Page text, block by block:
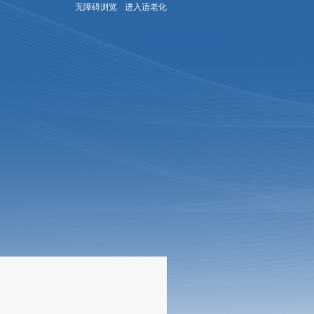
无障碍浏览 进入适老化